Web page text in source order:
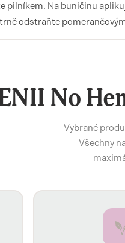
pilníkem. Na buničinu
odstraňte
No
Vybrané
Všechny